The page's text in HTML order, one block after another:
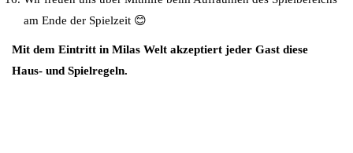
am Ende der Spielzeit 😊
Mit dem Eintritt in Milas Welt akzeptiert jeder Gast diese
Haus- und Spielregeln.